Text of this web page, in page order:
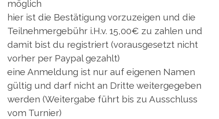
möglich
hier ist die Bestätigung vorzuzeigen und die
Teilnehmergebühr i.H.v. 15,00€ zu zahlen und
damit bist du registriert (vorausgesetzt nicht
vorher per Paypal gezahlt)
eine Anmeldung ist nur auf eigenen Namen
gültig und darf nicht an Dritte weitergegeben
werden (Weitergabe führt bis zu Ausschluss
vom Turnier)